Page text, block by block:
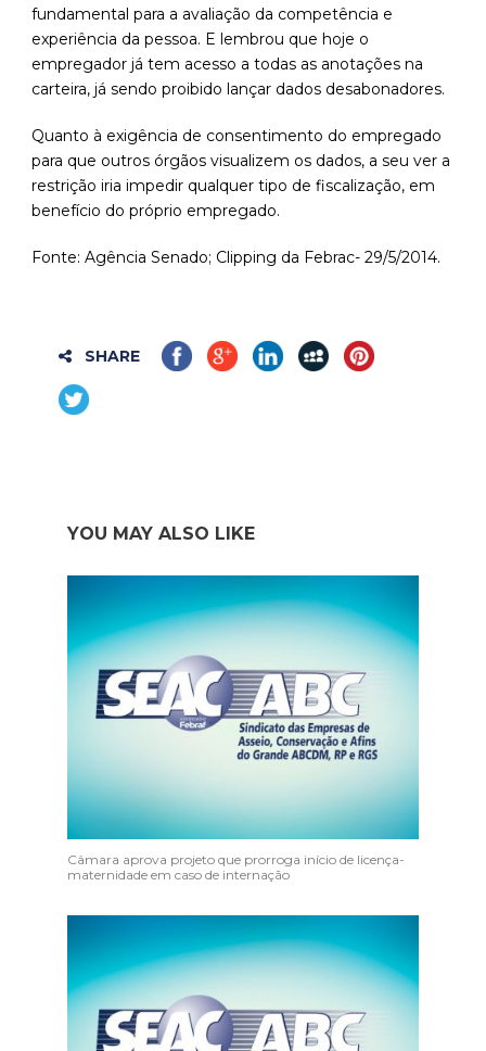
fundamental para a avaliação da competência e
experiência da pessoa. E lembrou que hoje o
empregador já tem acesso a todas as anotações na
carteira, já sendo proibido lançar dados desabonadores.
Quanto à exigência de consentimento do empregado
para que outros órgãos visualizem os dados, a seu ver a
restrição iria impedir qualquer tipo de fiscalização, em
benefício do próprio empregado.
Fonte: Agência Senado; Clipping da Febrac- 29/5/2014.
SHARE
YOU MAY ALSO LIKE
Câmara aprova projeto que prorroga início de licença-
maternidade em caso de internação